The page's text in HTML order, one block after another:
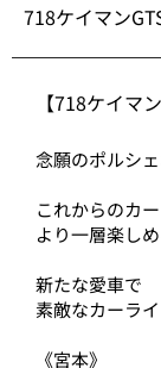
718ケイマン
【718ケイマ
念願のポルシ
これからのカ
より一層楽し
新たな愛車で
素敵なカーラ
《宮本》